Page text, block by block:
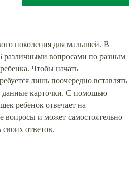
поколения для малышей. В
различными вопросами по разным
Чтобы начать
лишь поочередно вставлять
данные карточки. С помощью
ребенок отвечает на
вопросы и может самостоятельно
ответов.